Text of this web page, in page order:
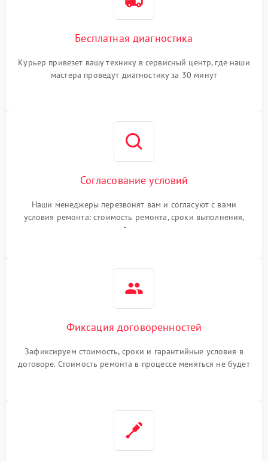
Бесплатная диагностика
Курьер привезет вашу технику в сервисный центр, где наши
мастера проведут диагностику за 30 минут
Согласование условий
Наши менеджеры перезвонят вам и согласуют с вами
условия ремонта: стоимость ремонта, сроки выполнения,
гарантийные условия
Фиксация договоренностей
Зафиксируем стоимость, сроки и гарантийные условия в
договоре. Стоимость ремонта в процессе меняться не будет